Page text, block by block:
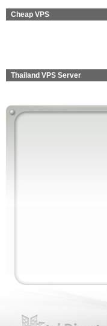
Cheap VPS
Thailand VPS Server